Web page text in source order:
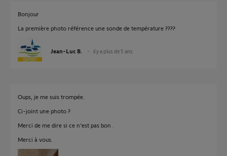
Bonjour
La première photo référence une sonde de température ????
Jean-Luc B. il y a plus de 5 ans
Oups, je me suis trompée.
Ci-joint une photo ?
Merci de me dire si ce n'est pas bon .
Merci à vous.